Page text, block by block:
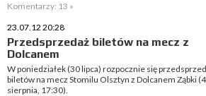
Komentarzy: 13 »
23.07.12 20:28
Przedsprzedaż biletów na mecz z
Dolcanem
W poniedziałek (30 lipca) rozpocznie się
biletów na mecz Stomilu Olsztyn z Dolcanem Ząbki (4
sierpnia, 17:30).